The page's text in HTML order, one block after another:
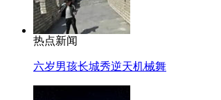
热点新闻
六岁男孩长城秀逆天机械舞